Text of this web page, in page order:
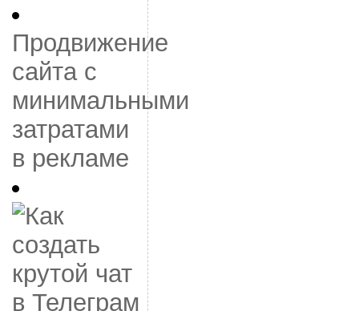
Продвижение
сайта с
минимальными
затратами
в рекламе